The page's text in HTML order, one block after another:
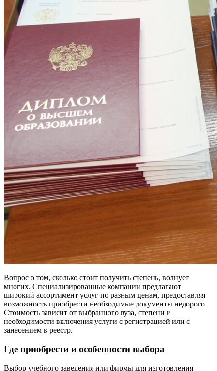
Вопрос о том, сколько стоит получить степень, волнует
многих. Специализированные компании предлагают
широкий ассортимент услуг по разным ценам, предоставляя
возможность приобрести необходимые документы недорого.
Стоимость зависит от выбранного вуза, степени и
необходимости включения услуги с регистрацией или с
занесением в реестр.
Где приобрести и особенности выбора
Выбор учебного заведения или фирмы для изготовления